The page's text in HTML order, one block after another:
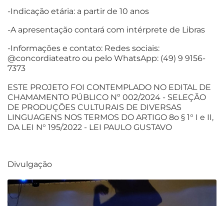
-Indicação etária: a partir de 10 anos
-A apresentação contará com intérprete de Libras
-Informações e contato: Redes sociais:
@concordiateatro ou pelo WhatsApp: (49) 9 9156-
7373
ESTE PROJETO FOI CONTEMPLADO NO EDITAL DE
CHAMAMENTO PÚBLICO Nº 002/2024 - SELEÇÃO
DE PRODUÇÕES CULTURAIS DE DIVERSAS
LINGUAGENS NOS TERMOS DO ARTIGO 8o § 1° I e II,
DA LEI N° 195/2022 - LEI PAULO GUSTAVO
Divulgação